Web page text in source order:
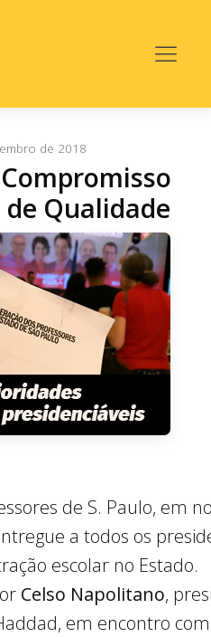
de 2018
de Qualidade
de S. Paulo, em
a todos os
escolar no Estado.
Celso Napolitano,
em encontro